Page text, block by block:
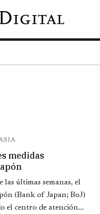
al contenido principal
medidas
las últimas semanas, el
(Bank of Japan; BoJ)
el centro de atención...